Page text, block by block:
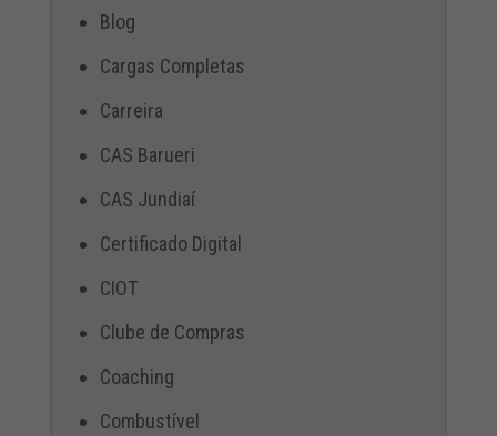
Blog
Cargas Completas
Carreira
CAS Barueri
CAS Jundiaí
Certificado Digital
CIOT
Clube de Compras
Coaching
Combustível